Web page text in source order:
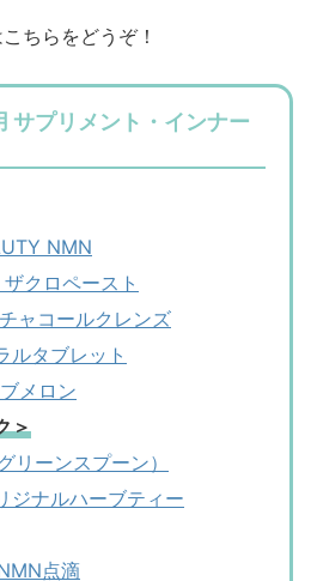
ちらをどうぞ！
サプリメント・インナー
NMN
クロペースト
ャコールクレンズ
ルタブレット
メロン
＞
リーンスプーン）
ジナルハーブティー
点滴